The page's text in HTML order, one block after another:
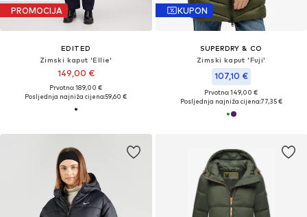
PROMOCIJA
EDITED
Zimski kaput 'Ellie'
149,00 €
Prvotno: 189,00 €
Posljednja najniža cijena:59,60 €
KUPON
SUPERDRY & CO
Zimski kaput 'Fuji'
107,10 €
Prvotno: 149,00 €
Posljednja najniža cijena:77,35 €